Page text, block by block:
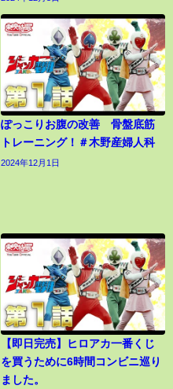
ぽっこりお腹の改善 骨盤底筋
トレーニング！＃木野産婦人科
2024年12月1日
【即日完売】ヒロアカ一番くじ
を買うために6時間コンビニ巡り
ました。